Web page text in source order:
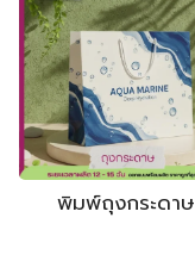
พิมพ์ถุงกระดาษ